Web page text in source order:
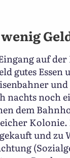
auf
gutes
nachts noch
dem
Kolonie.
und